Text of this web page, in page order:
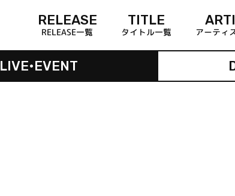
RELEASE
RELEASE一覧
TITLE
タイトル一覧 アーティ
LIVE•EVENT